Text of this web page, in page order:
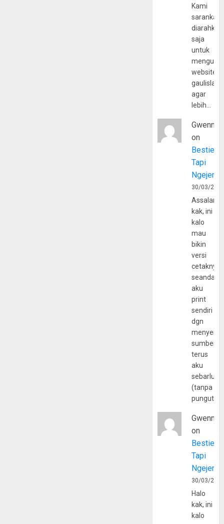
Kami
sarankan,
diarahkan
saja
untuk
website
agar
lebih…
Gwenny
on
Bestie
Tapi
30/03/
kak, ini
kalo
mau
bikin
versi
cetaknya
aku
print
sendiri
dgn
sumber
terus
aku
(tanpa
Gwenny
on
Bestie
Tapi
30/03/
Halo
kak, ini
kalo